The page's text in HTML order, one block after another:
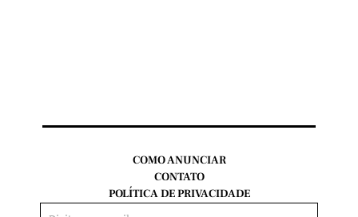
COMO ANUNCIAR
CONTATO
POLÍTICA DE PRIVACIDADE